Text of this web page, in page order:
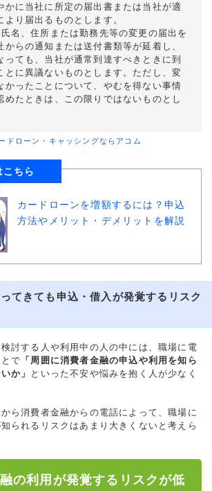
かに当社に所定の届出書または当社が適
より届出るものとします。
名、住所または勤務先等の変更の届出を
からの通知または送付書類等が延着し、
っても、当社が通常到達すべきときに到
とに異議ないものとします。ただし、変
かったことについて、やむを得ない事情
めたときは、この限りではないものとし
ドローン・キャッシングならアコム
こちら
カードローンを増額するには？申込
方法やメリット・デメリットを解説
てきても申込・借入が発覚するリスク
討する人や利用中の人の中には、職場に電
で 「周囲に消費者金融の申込や利用を知ら
か」
といった不安や悩みを抱く人が少なく
ら消費者金融からの電話によって、職場に
られるリスクはあまり大きくないと考えら
の利用が発覚するリスクが低